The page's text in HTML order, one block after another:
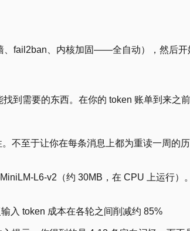
、fail2ban、内核加固——全自动），然后开
到需要的东西。在你的 token 账单到来之
不至于让你在每条消息上都为重读一周
L6-v2（约 30MB，在 CPU 上运行）
入 token 成本在各轮之间削减约 85%